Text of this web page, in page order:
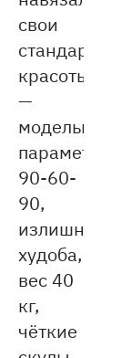
свои
стандарты
красоты
—
модельные
параметры
90-60-
90,
излишняя
худоба,
вес 40
кг,
чёткие